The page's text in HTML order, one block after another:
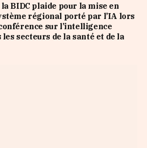
BIDC plaide pour la mise en
régional porté par l’IA lors
sur l’intelligence
secteurs de la santé et de la